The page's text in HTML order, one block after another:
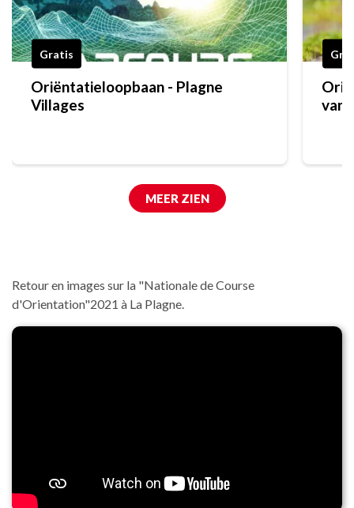
Gratis
Oriëntatieloopbaan - Plagne
Villages
van
MEER ZIEN
Retour en images sur la "Nationale de Course
d'Orientation"2021 à La Plagne.